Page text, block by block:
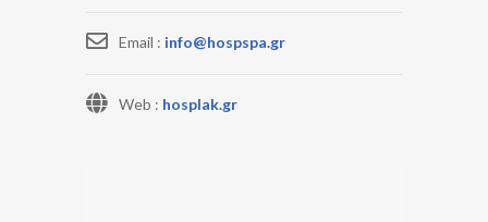
Email : info@hospspa.gr
Web : hosplak.gr